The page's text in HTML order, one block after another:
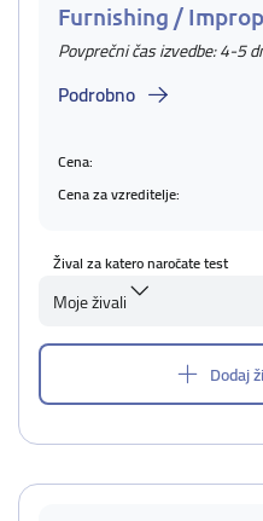
Furnishing /
Povprečni čas izvedbe: 4-5
Podrobno
Cena:
Cena za vzreditelje:
Žival za katero naročate test
Moje živali
Dodaj